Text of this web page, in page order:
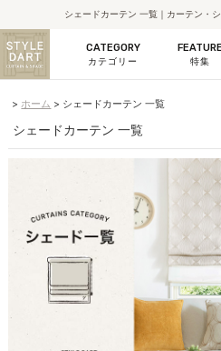
シェードカーテン 一覧｜カーテン・
CATEGORY
カテゴリー 特集
ホーム シェードカーテン 一覧
シェードカーテン 一覧